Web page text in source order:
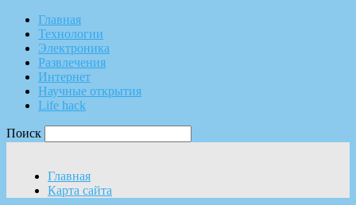
Главная
Технологии
Электроника
Развлечения
Интернет
Научные открытия
Life hack
Поиск
Главная
Карта сайта